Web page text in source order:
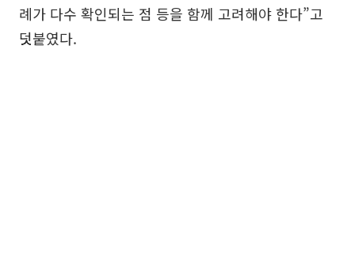
례가 다수 확인되는 점 등을 함께 고려해야 한다”고
덧붙였다.